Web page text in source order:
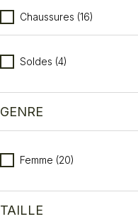
Type
Chaussures (16)
Soldes (4)
GENRE
Genre
Femme (20)
TAILLE